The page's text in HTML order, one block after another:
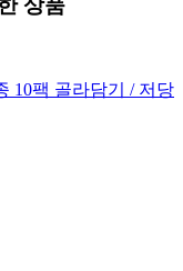
상품
10팩 골라담기 / 저당